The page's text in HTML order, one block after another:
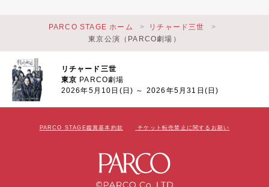
リチャード三世
東京 PARCO劇場
2026年5月10日(日) ～ 2026年5月31日(日)
PARCO STAGE ホーム
リチャード三世
東京公演（PARCO劇場）
PARCO STAGE鑑賞基本約款 チケット転売禁止に関するお願い